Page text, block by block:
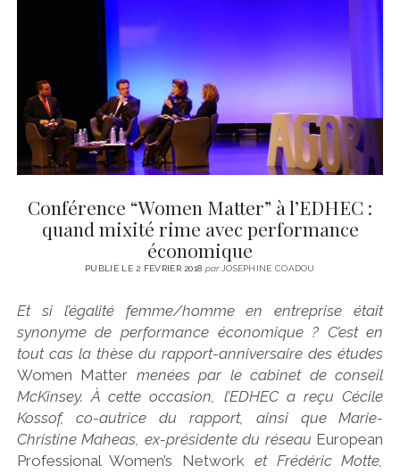
MÉDIAS
SANTÉ
Conférence “Women Matter” à l’EDHEC :
quand mixité rime avec performance
économique
PUBLIÉ LE 2 FÉVRIER 2018 parJOSEPHINE COADOU
Et si l’égalité femme/homme en entreprise était
synonyme de performance économique ? C’est en
tout cas la thèse du rapport-anniversaire des études
Women Matter menées par le cabinet de conseil
McKinsey. À cette occasion, l’EDHEC a reçu Cécile
Kossof, co-autrice du rapport, ainsi que Marie-
Christine Maheas, ex-présidente du réseau European
Professional Women’s Network et Frédéric Motte,